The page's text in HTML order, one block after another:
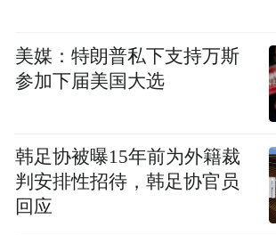
美媒：特朗普私下支持万斯
参加下届美国大选
韩足协被曝15年前为外籍裁
判安排性招待，韩足协官员
回应